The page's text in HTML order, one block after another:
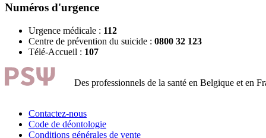
Numéros d'urgence
Urgence médicale : 112
Centre de prévention du suicide : 0800 32 123
Télé-Accueil : 107
Des professionnels de la santé en Belgique et en
Contactez-nous
Code de déontologie
Conditions générales de vente